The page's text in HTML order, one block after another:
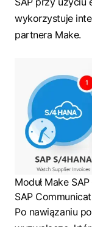
wykorzystuje
partnera Make.
Moduł Make
SAP
Po nawiązaniu